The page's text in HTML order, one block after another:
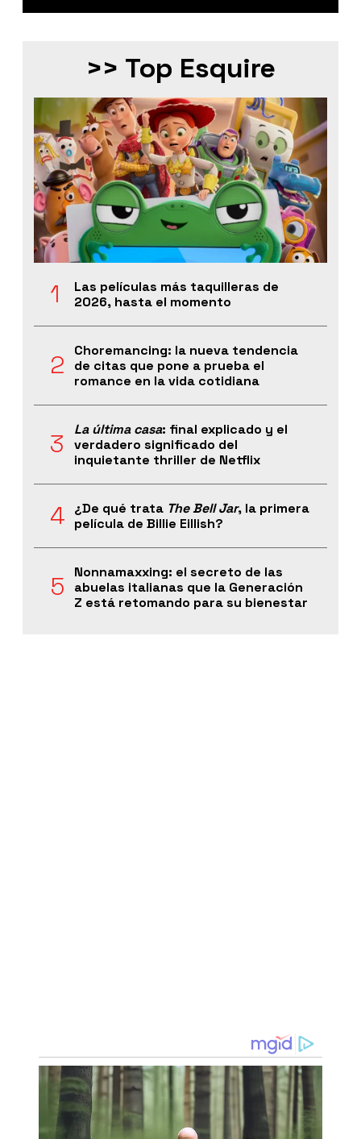
>> Top Esquire
Las películas más taquilleras de
2026, hasta el momento
Choremancing: la nueva tendencia
de citas que pone a prueba el
romance en la vida cotidiana
La última casa: final explicado y el
verdadero significado del
inquietante thriller de Netflix
¿De qué trata The Bell Jar, la primera
película de Billie Eillish?
Nonnamaxxing: el secreto de las
abuelas italianas que la Generación
Z está retomando para su bienestar